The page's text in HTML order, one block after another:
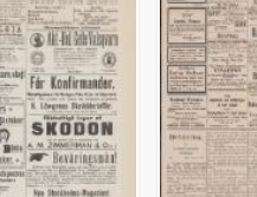
1 395
Trollhättans tidning (Vänersborg : 1903)
1 336
Svenska folkviljan, organ för Svenska folkförbundet
1 119
1 110
1 100
1 100
871